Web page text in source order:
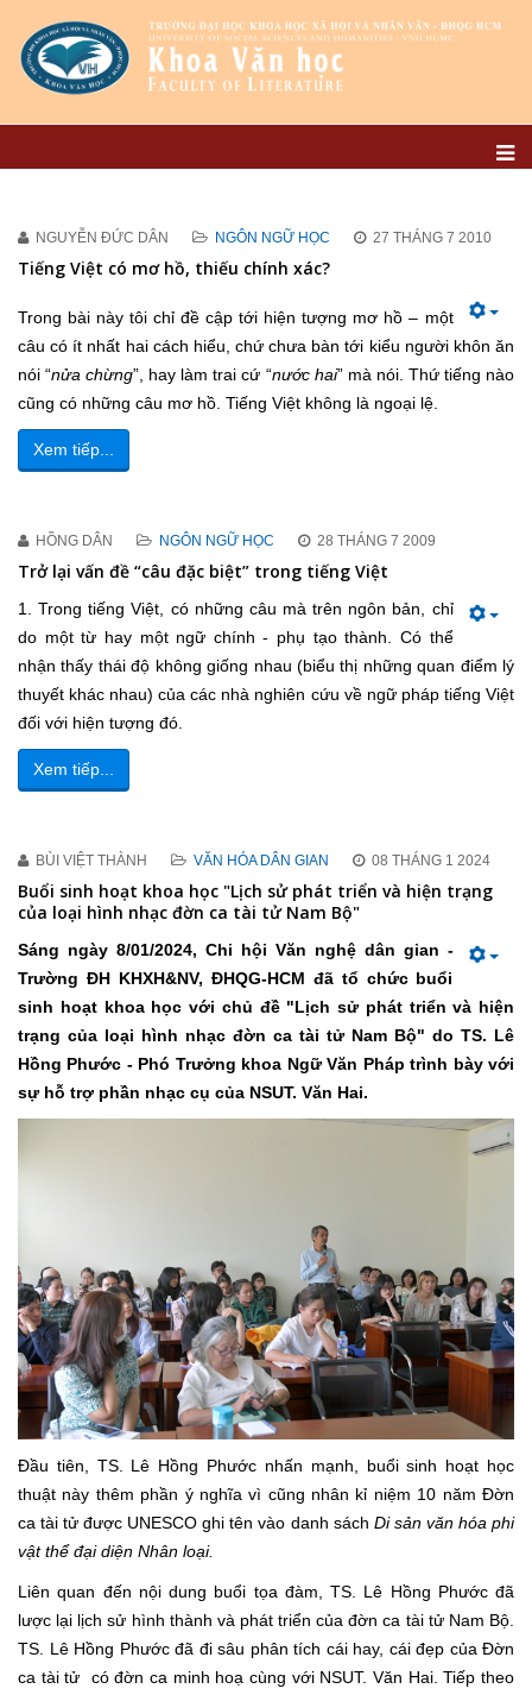
NGUYỄN ĐỨC DÂN NGÔN NGỮ HỌC 27 THÁNG 7 2010
Tiếng Việt có mơ hồ, thiếu chính xác?
Trong bài này tôi chỉ đề cập tới hiện tượng mơ hồ – một
câu có ít nhất hai cách hiểu, chứ chưa bàn tới kiểu người khôn ăn
nói “nửa chừng”, hay làm trai cứ “nước hai” mà nói. Thứ tiếng nào
cũng có những câu mơ hồ. Tiếng Việt không là ngoại lệ.
Xem tiếp...
HỒNG DÂN NGÔN NGỮ HỌC 28 THÁNG 7 2009
Trở lại vấn đề “câu đặc biệt” trong tiếng Việt
1. Trong tiếng Việt, có những câu mà trên ngôn bản, chỉ
do một từ hay một ngữ chính - phụ tạo thành. Có thể
nhận thấy thái độ không giống nhau (biểu thị những quan điểm lý
thuyết khác nhau) của các nhà nghiên cứu về ngữ pháp tiếng Việt
đối với hiện tượng đó.
Xem tiếp...
BÙI VIỆT THÀNH VĂN HÓA DÂN GIAN 08 THÁNG 1 2024
Buổi sinh hoạt khoa học "Lịch sử phát triển và hiện trạng
của loại hình nhạc đờn ca tài tử Nam Bộ"
Sáng ngày 8/01/2024, Chi hội Văn nghệ dân gian -
Trường ĐH KHXH&NV, ĐHQG-HCM đã tổ chức buổi
sinh hoạt khoa học với chủ đề "Lịch sử phát triển và hiện
trạng của loại hình nhạc đờn ca tài tử Nam Bộ" do TS. Lê
Hồng Phước - Phó Trưởng khoa Ngữ Văn Pháp trình bày với
sự hỗ trợ phần nhạc cụ của NSUT. Văn Hai.
Đầu tiên, TS. Lê Hồng Phước nhấn mạnh, buổi sinh hoạt học
thuật này thêm phần ý nghĩa vì cũng nhân kỉ niệm 10 năm Đờn
ca tài tử được UNESCO ghi tên vào danh sách Di sản văn hóa phi
vật thể đại diện Nhân loại.
Liên quan đến nội dung buổi tọa đàm, TS. Lê Hồng Phước đã
lược lại lịch sử hình thành và phát triển của đờn ca tài tử Nam Bộ.
TS. Lê Hồng Phước đã đi sâu phân tích cái hay, cái đẹp của Đờn
ca tài tử có đờn ca minh hoạ cùng với NSUT. Văn Hai. Tiếp theo